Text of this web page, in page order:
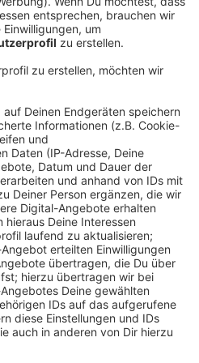
3 verschiedene
die KG Klein aber Fein aus
3, 5 und 11 Km. Daran
nächste ist übrigens am
Läufer gehen mindestens
Am diesjährigen Lauf hat
Karnevalsprinzessin und
Silvia Ochlast,
einen Finisher Orden